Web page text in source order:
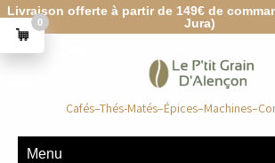
Livraison offerte à partir de 149€ de
Jura)
Cafés–Thés-
Menu
0